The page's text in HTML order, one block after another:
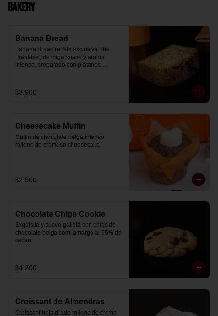
Bakery
Banana Bread
Banana Bread receta exclusiva The
Breakfast, de miga suave y aroma
intenso, preparado con plátanos
$3.900
Cheesecake Muffin
Muffin de chocolate belga intenso
relleno de cremoso cheesecake.
$2.900
Chocolate Chips Cookie
Exquisita y suave galleta con chips de
chocolate belga semi amargo al 55% de
cacao.
$4.200
Croissant de Almendras
Croissant hojaldrado relleno de crema